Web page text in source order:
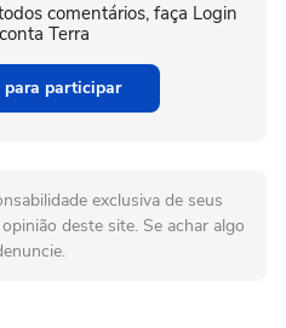
comentários, faça Login
Terra
para participar
exclusiva de seus
deste site. Se achar algo